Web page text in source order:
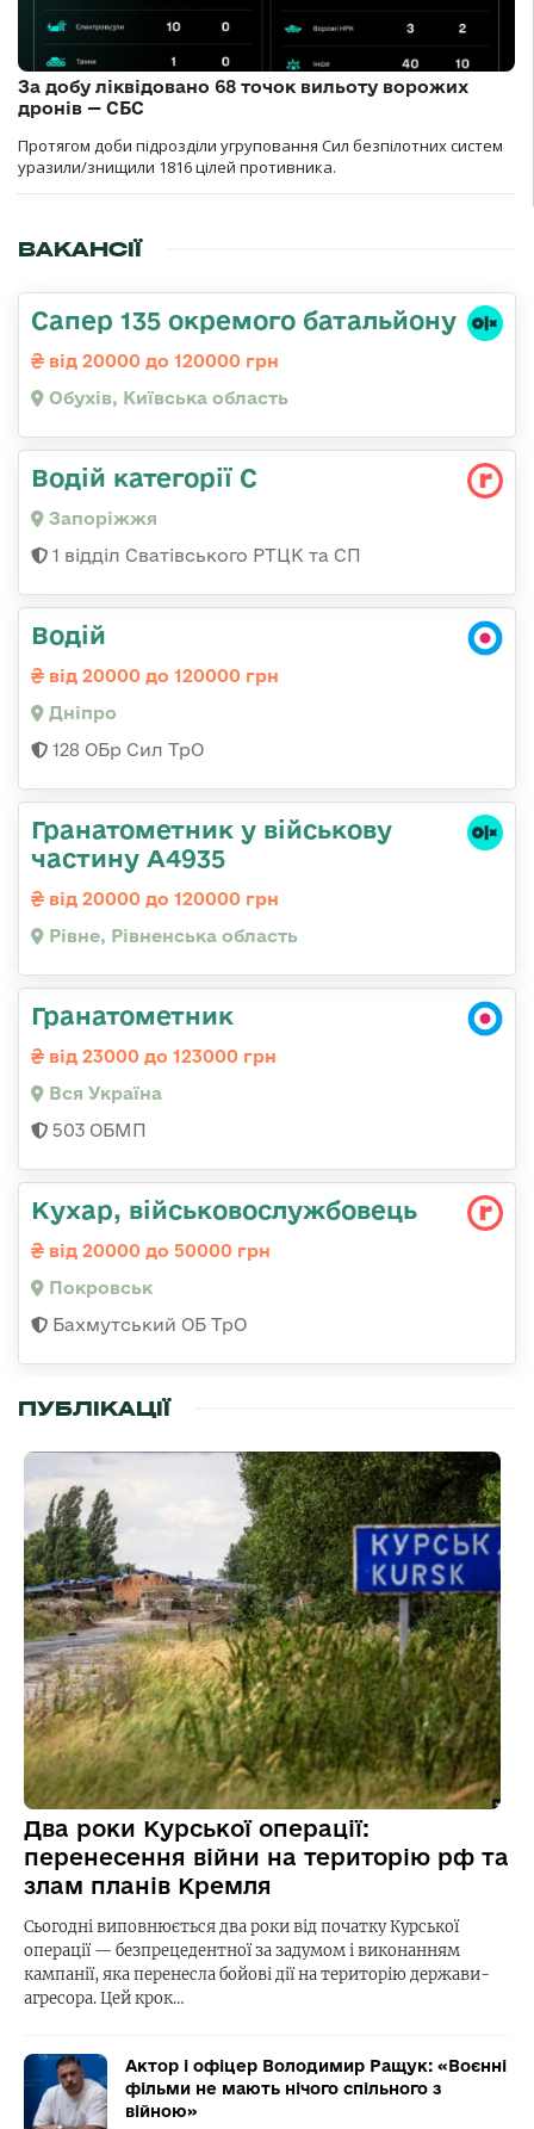
За добу ліквідовано 68 точок вильоту ворожих
дронів — СБС
Протягом доби підрозділи угруповання Сил безпілотних систем
уразили/знищили 1816 цілей противника.
ВАКАНСІЇ
Сапер 135 окремого батальйону
від 20000 до 120000 грн
Обухів, Київська область
Водій категорії С
Запоріжжя
1 відділ Сватівського РТЦК та СП
Водій
від 20000 до 120000 грн
Дніпро
128 ОБр Сил ТрО
Гранатометник у військову
частину А4935
від 20000 до 120000 грн
Рівне, Рівненська область
Гранатометник
від 23000 до 123000 грн
Вся Україна
503 ОБМП
Кухар, військовослужбовець
від 20000 до 50000 грн
Покровськ
Бахмутський ОБ ТрО
ПУБЛІКАЦІЇ
Два роки Курської операції:
перенесення війни на територію рф та
злам планів Кремля
Сьогодні виповнюється два роки від початку Курської
операції — безпрецедентної за задумом і виконанням
кампанії, яка перенесла бойові дії на територію держави-
агресора. Цей крок…
Актор і офіцер Володимир Ращук: «Воєнні
фільми не мають нічого спільного з
війною»